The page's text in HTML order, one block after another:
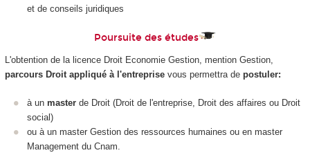
et de conseils juridiques
Poursuite des études
L'obtention de la licence Droit Economie Gestion, mention Gestion,
parcours Droit appliqué à l'entreprise vous permettra depostuler:
à un master de Droit (Droit de l'entreprise, Droit des affaires ou Droit
social)
ou à un master Gestion des ressources humaines ou en master
Management du Cnam.